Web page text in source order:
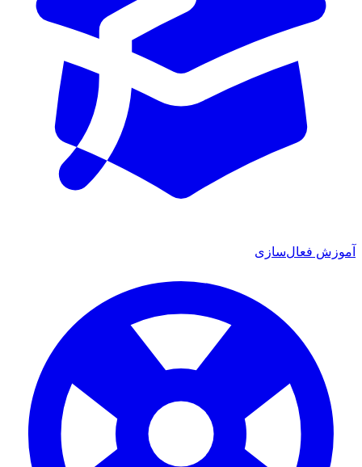
آموزش فعال‌سازی